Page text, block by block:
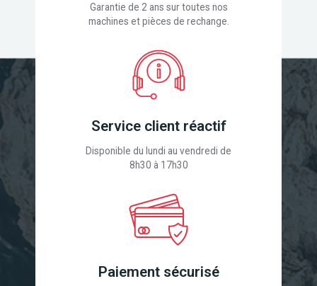
Garantie de 2 ans sur toutes nos
machines et pièces de rechange.
Service client réactif
Disponible du lundi au vendredi de
8h30 à 17h30
Paiement sécurisé